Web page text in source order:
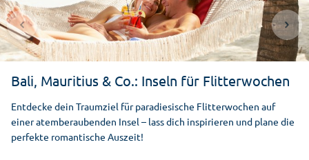
Bali, Mauritius & Co.: Inseln für Flitterwochen
Entdecke dein Traumziel für paradiesische Flitterwochen auf
einer atemberaubenden Insel – lass dich inspirieren und plane die
perfekte romantische Auszeit!